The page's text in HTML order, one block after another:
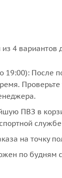
4
19:00): После
Проверьте
ПВЗ в
на точку
по будням